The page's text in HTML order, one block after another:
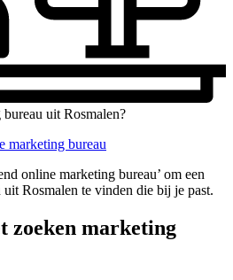
uit Rosmalen?
marketing bureau
online marketing bureau’ om een
Rosmalen te vinden die bij je past.
zoeken marketing